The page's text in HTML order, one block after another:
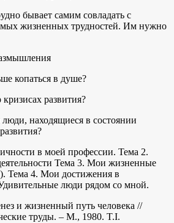
бывает самим совладать с
жизненных трудностей. Им нужно
копаться в душе?
развития?
находящиеся в состоянии
в моей профессии. Тема 2.
Тема 3. Мои жизненные
Тема 4. Мои достижения в
люди рядом со мной.
и жизненный путь человека //
труды. – М., 1980. T.I.